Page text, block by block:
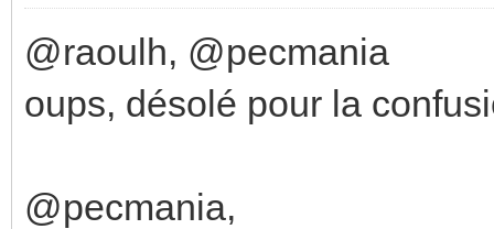
@raoulh, @pecmania
oups, désolé pour la
@pecmania,